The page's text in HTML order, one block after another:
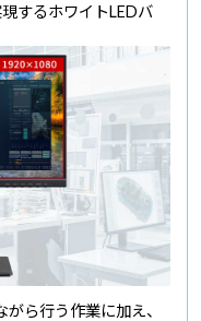
するホワイトLEDバ
ら行う作業に加え、